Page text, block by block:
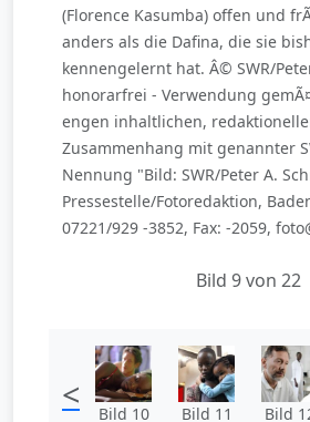
(Florence Kasumba) offen und
anders als die Dafina, die sie
kennengelernt hat. Â© SWR/
honorarfrei - Verwendung
engen inhaltlichen,
Zusammenhang mit genannter
Nennung "Bild: SWR/Peter A.
Pressestelle/Fotoredaktion,
07221/929 -3852, Fax: -2059,
Bild 9 von 22
< Bild 10 Bild 11 Bild